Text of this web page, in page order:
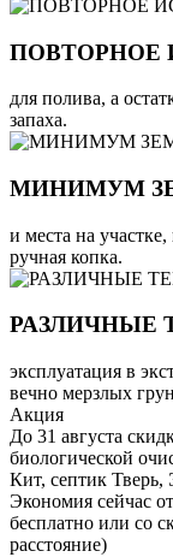
ПОВТОРНОЕ
для полива, а
запаха.
МИНИМУМ
и места на участке,
ручная копка.
РАЗЛИЧНЫЕ
эксплуатация в
вечно мерзлых
Акция
До 31 августа
биологической
Кит, септик Тверь,
Экономия сейчас
бесплатно или со
расстояние)